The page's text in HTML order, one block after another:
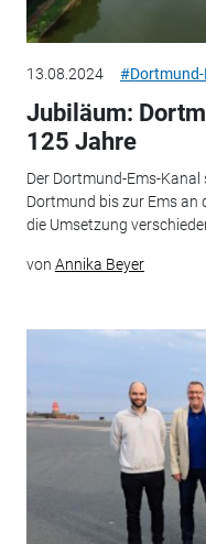
13.08.2024 #Dortmund-
Jubiläum:
125 Jahre
Der Dortmund-Ems-
Dortmund bis zur Ems an
die Umsetzung
von Annika Beyer